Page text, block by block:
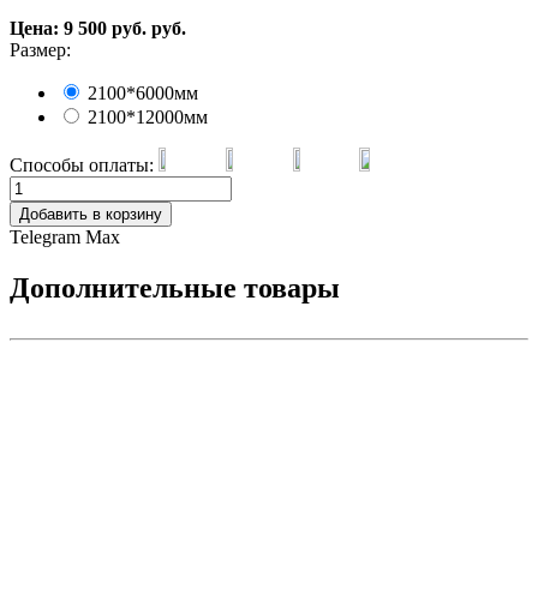
Цена: 9 500 руб. руб.
Размер:
2100*6000мм
2100*12000мм
Способы оплаты:
Добавить в корзину
Telegram Max
Дополнительные товары